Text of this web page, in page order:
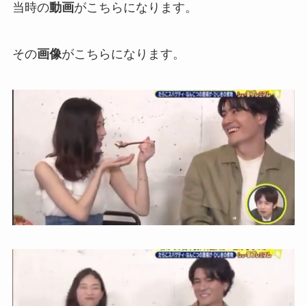
当時の動画がこちらになります。
その画像がこちらになります。